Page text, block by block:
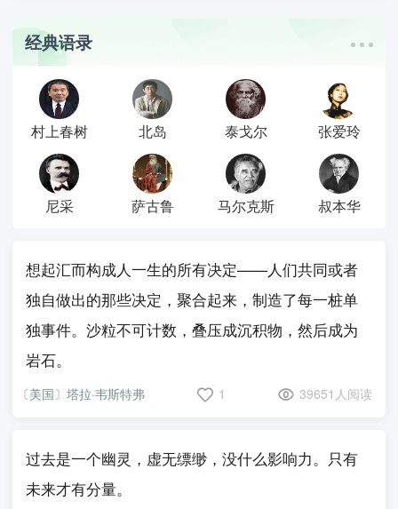
经典语录
村上春树 北岛 泰戈尔 张爱玲
尼采 萨古鲁 马尔克斯 叔本华
想起汇而构成人一生的所有决定——人们共同或者
独自做出的那些决定，聚合起来，制造了每一桩单
独事件。沙粒不可计数，叠压成沉积物，然后成为
岩石。
〔美国〕塔拉·韦斯特弗 1 39651人阅读
过去是一个幽灵，虚无缥缈，没什么影响力。只有
未来才有分量。